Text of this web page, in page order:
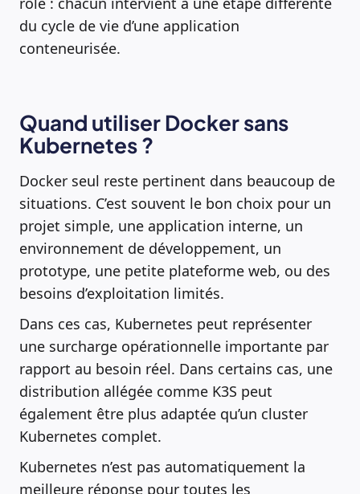
du cycle de vie d’une application
conteneurisée.
Quand utiliser Docker sans
Kubernetes ?
Docker seul reste pertinent dans beaucoup de
situations. C’est souvent le bon choix pour un
projet simple, une application interne, un
environnement de développement, un
prototype, une petite plateforme web, ou des
besoins d’exploitation limités.
Dans ces cas, Kubernetes peut représenter
une surcharge opérationnelle importante par
rapport au besoin réel. Dans certains cas, une
distribution allégée comme K3S peut
également être plus adaptée qu’un cluster
Kubernetes complet.
Kubernetes n’est pas automatiquement la
meilleure réponse pour toutes les